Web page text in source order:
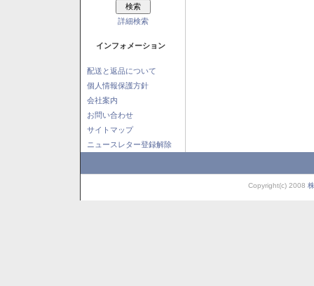
詳細検索
インフォメーション
配送と返品について
個人情報保護方針
会社案内
お問い合わせ
サイトマップ
ニュースレター登録解除
Copyright(c) 2008